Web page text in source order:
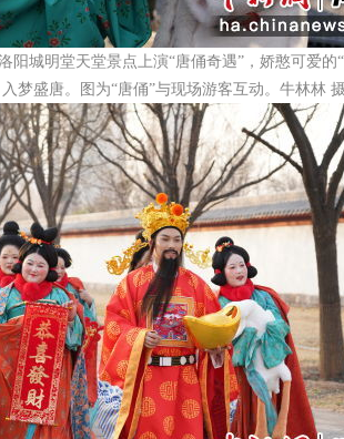
阳城明堂天堂景点上演“唐俑奇遇”，娇憨可爱的
梦盛唐。图为“唐俑”与现场游客互动。牛林林